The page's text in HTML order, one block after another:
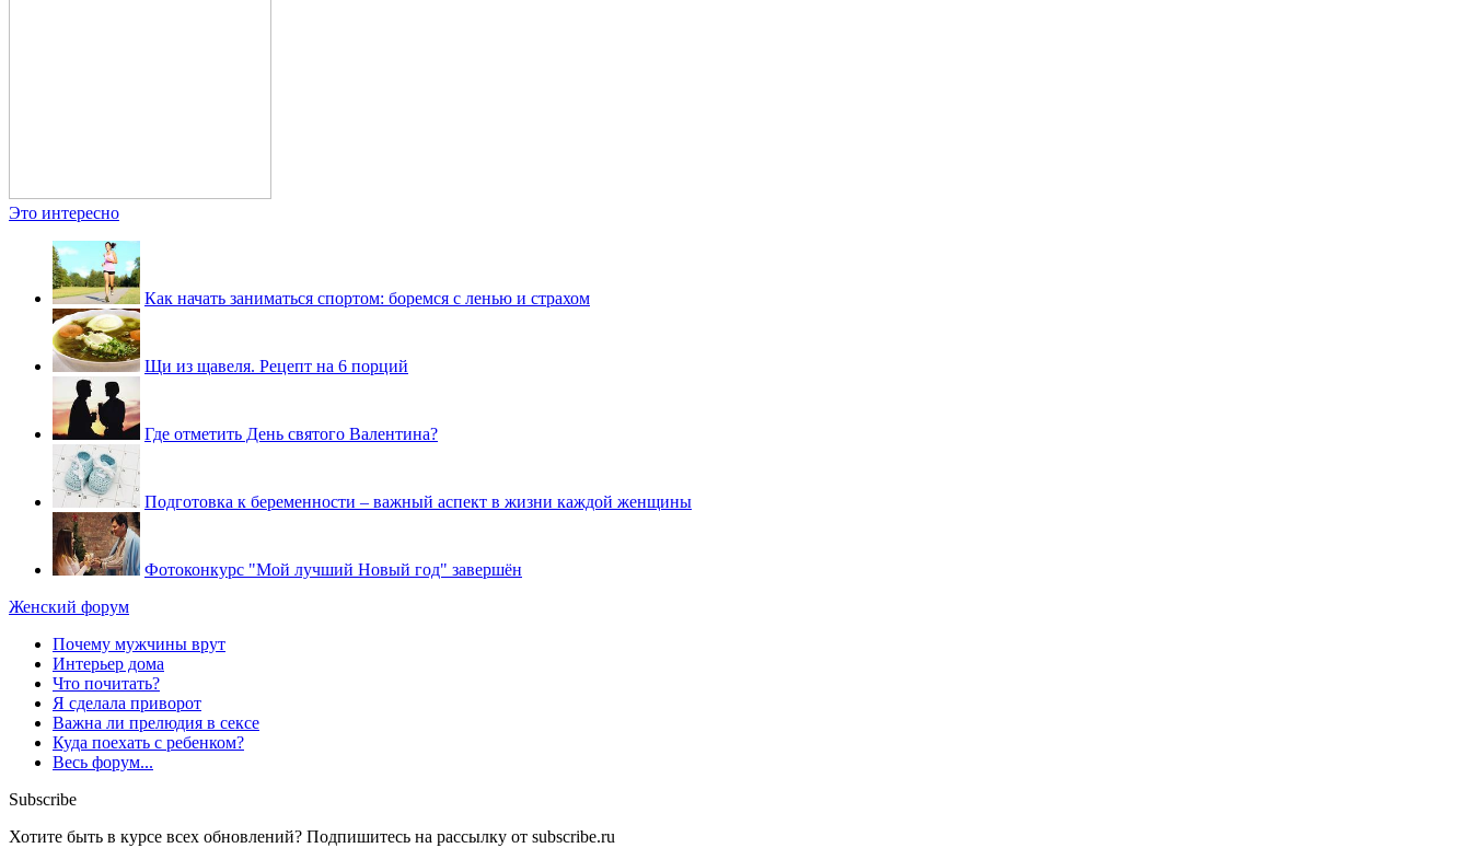
Это интересно
Как начать заниматься спортом: боремся с ленью и страхом
Щи из щавеля. Рецепт на 6 порций
Где отметить День святого Валентина?
Подготовка к беременности – важный аспект в жизни каждой женщины
Фотоконкурс "Мой лучший Новый год" завершён
Женский форум
Почему мужчины врут
Интерьер дома
Что почитать?
Я сделала приворот
Важна ли прелюдия в сексе
Куда поехать с ребенком?
Весь форум...
Subscribe
Хотите быть в курсе всех обновлений? Подпишитесь на рассылку от subscribe.ru